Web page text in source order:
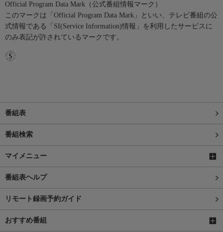
Official Program Data Mark（公式番組情報マーク）
このマークは「Official Program Data Mark」といい、テレビ番組の公
式情報である「SI(Service Information)情報」を利用したサービスに
のみ表記が許されているマークです。
番組表
番組検索
マイメニュー
番組表ヘルプ
リモート録画予約ガイド
おすすめ番組